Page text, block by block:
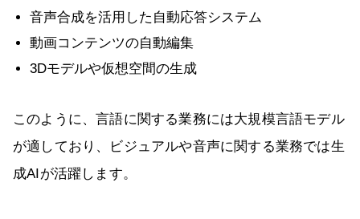
音声合成を活用した自動応答システム
動画コンテンツの自動編集
3Dモデルや仮想空間の生成
このように、言語に関する業務には大規模言語モデル
が適しており、ビジュアルや音声に関する業務では生
成AIが活躍します。